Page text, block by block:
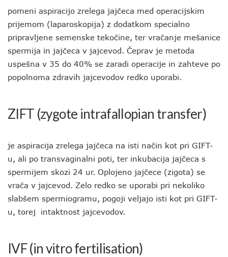
pomeni aspiracijo zrelega jajčeca med operacijskim
prijemom (laparoskopija) z dodatkom specialno
pripravljene semenske tekočine, ter vračanje mešanice
spermija in jajčeca v jajcevod. Čeprav je metoda
uspešna v 35 do 40% se zaradi operacije in zahteve po
popolnoma zdravih jajcevodov redko uporabi.
ZIFT (zygote intrafallopian transfer)
je aspiracija zrelega jajčeca na isti način kot pri GIFT-
u, ali po transvaginalni poti, ter inkubacija jajčeca s
spermijem skozi 24 ur. Oplojeno jajčece (zigota) se
vrača v jajcevod. Zelo redko se uporabi pri nekoliko
slabšem spermiogramu, pogoji veljajo isti kot pri GIFT-
u, torej intaktnost jajcevodov.
IVF (in vitro fertilisation)